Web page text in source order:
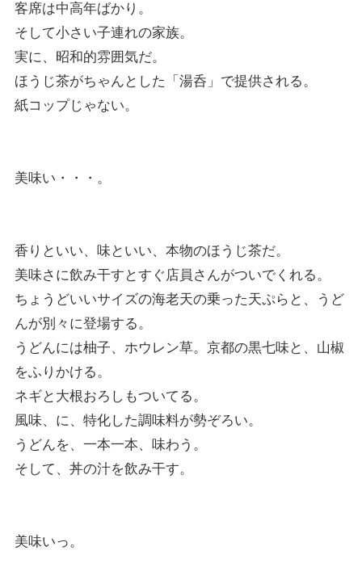
客席は中高年ばかり。
そして小さい子連れの家族。
実に、昭和的雰囲気だ。
ほうじ茶がちゃんとした「湯呑」で提供される。
紙コップじゃない。
美味い・・・。
香りといい、味といい、本物のほうじ茶だ。
美味さに飲み干すとすぐ店員さんがついでくれる。
ちょうどいいサイズの海老天の乗った天ぷらと、うど
んが別々に登場する。
うどんには柚子、ホウレン草。京都の黒七味と、山椒
をふりかける。
ネギと大根おろしもついてる。
風味、に、特化した調味料が勢ぞろい。
うどんを、一本一本、味わう。
そして、丼の汁を飲み干す。
美味いっ。